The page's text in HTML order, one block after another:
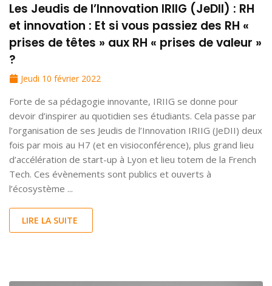
Les Jeudis de l’Innovation IRIIG (JeDII) : RH
et innovation : Et si vous passiez des RH «
prises de têtes » aux RH « prises de valeur »
?
Jeudi 10 février 2022
Forte de sa pédagogie innovante, IRIIG se donne pour
devoir d’inspirer au quotidien ses étudiants. Cela passe par
l’organisation de ses Jeudis de l’Innovation IRIIG (JeDII) deux
fois par mois au H7 (et en visioconférence), plus grand lieu
d’accélération de start-up à Lyon et lieu totem de la French
Tech. Ces évènements sont publics et ouverts à
l’écosystème ...
LIRE LA SUITE